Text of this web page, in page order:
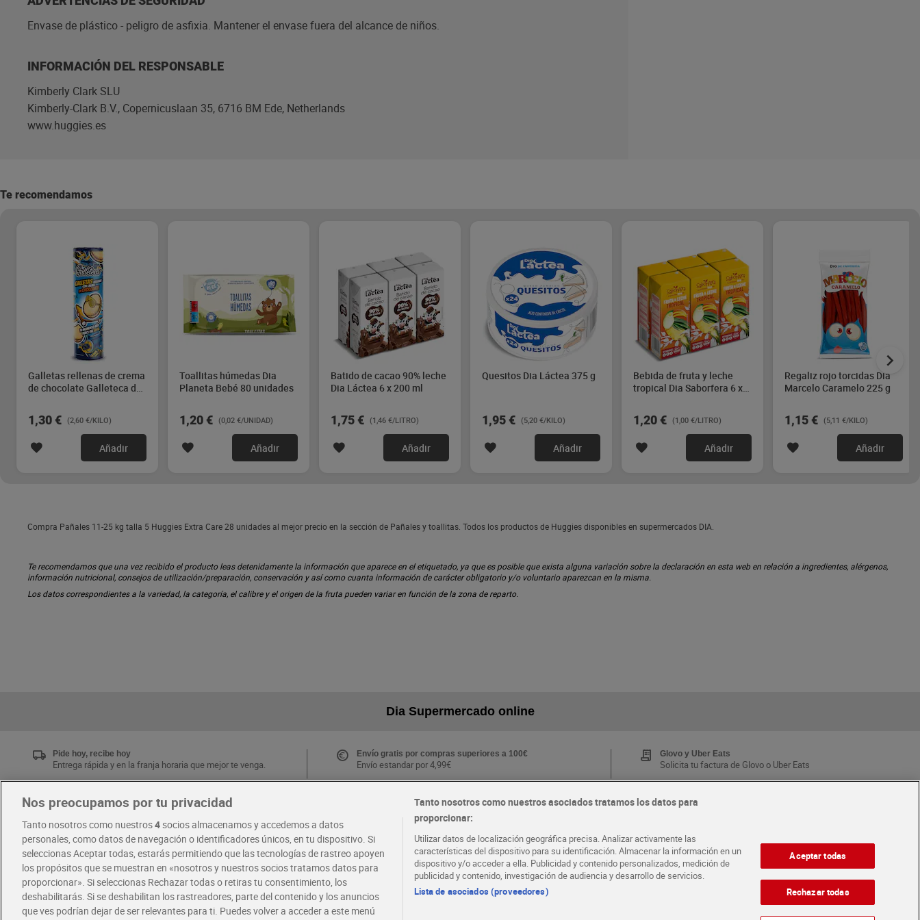
Envase de plástico - peligro de asfixia. Mantener el envase fuera del alcance de niños.
INFORMACIÓN DEL RESPONSABLE
Kimberly Clark SLU
Kimberly-Clark B.V., Copernicuslaan 35, 6716 BM Ede, Netherlands
www.huggies.es
Te recomendamos
Galletas rellenas de crema
de chocolate Galleteca de
1,30 € (2,60 €/KILO)
Añadir
Toallitas húmedas Dia
Planeta Bebé 80 unidades
1,20 € (0,02 €/UNIDAD)
Añadir
Batido de cacao 90% leche
Dia Láctea 6 x 200 ml
1,75 € (1,46 €/LITRO)
Añadir
Quesitos Dia Láctea 375 g
1,95 € (5,20 €/KILO)
Añadir
Bebida de fruta y leche
tropical Dia Saborfera 6 x
1,20 € (1,00 €/LITRO)
Añadir
Regaliz rojo torcidas Dia
Marcelo Caramelo 225 g
1,15 € (5,11 €/KILO)
Añadir
Compra Pañales 11-25 kg talla 5 Huggies Extra Care 28 unidades al mejor precio en la sección de Pañales y toallitas. Todos los productos de Huggies disponibles en supermercados DIA.
Te recomendamos que una vez recibido el producto leas detenidamente la información que aparece en el etiquetado, ya que es posible que exista alguna variación sobre la declaración en esta web en relación a ingredientes, alérgenos,
información nutricional, consejos de utilización/preparación, conservación y así como cuanta información de carácter obligatorio y/o voluntario aparezcan en la misma.
Los datos correspondientes a la variedad, la categoría, el calibre y el origen de la fruta pueden variar en función de la zona de reparto.
Dia Supermercado online
Pide hoy, recibe hoy
Entrega rápida y en la franja horaria que mejor te venga.
Envío gratis por compras superiores a 100€
Envío estandar por 4,99€
Glovo y Uber Eats
Solicita tu factura de Glovo o Uber Eats
Disfruta las ventajas y ofertas exclusivas.
Descárgate la APP Dia
Folletos y Tiendas
cercana
¡Solicita tu tarjeta de crédito aquí!
RECETAS · COMER MEJOR CADA DIA · EMPLEO
Nos preocupamos por tu privacidad
Tanto nosotros como nuestros4socios almacenamos y accedemos a datos
personales, como datos de navegación o identificadores únicos, en tu dispositivo. Si
seleccionas Aceptar todas, estarás permitiendo que las tecnologías de rastreo apoyen
los propósitos que se muestran en «nosotros y nuestros socios tratamos datos para
proporcionar». Si seleccionas Rechazar todas o retiras tu consentimiento, los
deshabilitarás. Si se deshabilitan los rastreadores, parte del contenido y los anuncios
que ves podrían dejar de ser relevantes para ti. Puedes volver a acceder a este menú
Tanto nosotros como nuestros asociados tratamos los datos para
proporcionar:
Utilizar datos de localización geográfica precisa. Analizar activamente las
características del dispositivo para su identificación. Almacenar la información en un
dispositivo y/o acceder a ella. Publicidad y contenido personalizados, medición de
publicidad y contenido, investigación de audiencia y desarrollo de servicios.
Lista de asociados (proveedores)
Aceptar todas
Rechazar todas